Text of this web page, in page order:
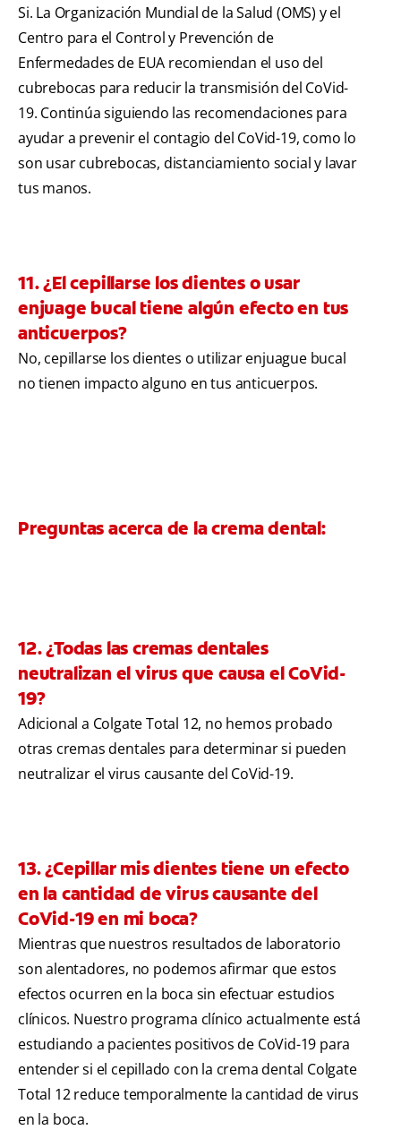
Si. La Organización Mundial de la Salud (OMS) y el
Centro para el Control y Prevención de
Enfermedades de EUA recomiendan el uso del
cubrebocas para reducir la transmisión del CoVid-
19. Continúa siguiendo las recomendaciones para
ayudar a prevenir el contagio del CoVid-19, como lo
son usar cubrebocas, distanciamiento social y lavar
tus manos.
11. ¿El cepillarse los dientes o usar
enjuage bucal tiene algún efecto en tus
anticuerpos?
No, cepillarse los dientes o utilizar enjuague bucal
no tienen impacto alguno en tus anticuerpos.
Preguntas acerca de la crema dental:
12. ¿Todas las cremas dentales
neutralizan el virus que causa el CoVid-
19?
Adicional a Colgate Total 12, no hemos probado
otras cremas dentales para determinar si pueden
neutralizar el virus causante del CoVid-19.
13. ¿Cepillar mis dientes tiene un efecto
en la cantidad de virus causante del
CoVid-19 en mi boca?
Mientras que nuestros resultados de laboratorio
son alentadores, no podemos afirmar que estos
efectos ocurren en la boca sin efectuar estudios
clínicos. Nuestro programa clínico actualmente está
estudiando a pacientes positivos de CoVid-19 para
entender si el cepillado con la crema dental Colgate
Total 12 reduce temporalmente la cantidad de virus
en la boca.